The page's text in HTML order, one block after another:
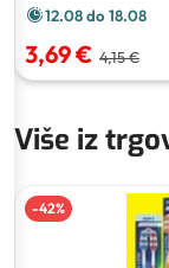
12.08 do 18.08
3,69 € 4,15 €
Više iz
-42%